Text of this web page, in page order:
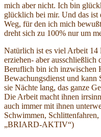
mich aber nicht. Ich bin
glücklich bei mir. Und das ist
Weg, für den ich mich
dreht sich zu 100% nur um
Natürlich ist es viel Arbeit 14
erziehen- aber ausschließlich
Beruflich bin ich inzwischen
Bewachungsdienst und kann
sie Nächte lang, das ganze
Die Arbeit macht ihnen
auch immer mit ihnen
Schwimmen,
„BRIARD-AKTIV“)